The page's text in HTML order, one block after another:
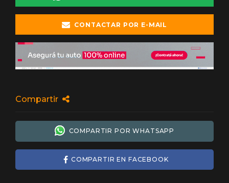
CONTACTAR POR E-MAIL
Compartir
COMPARTIR POR WHATSAPP
COMPARTIR EN FACEBOOK